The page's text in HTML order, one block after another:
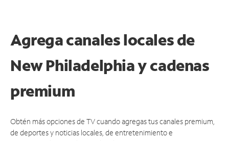
Agrega canales locales de
New Philadelphia y cadenas
premium
Obtén más opciones de TV cuando agregas tus canales premium,
de deportes y noticias locales, de entretenimiento e